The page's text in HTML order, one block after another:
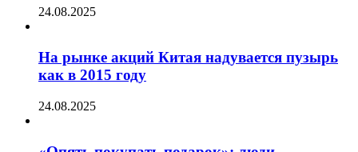
24.08.2025
На рынке акций Китая надувается пузырь
как в 2015 году
24.08.2025